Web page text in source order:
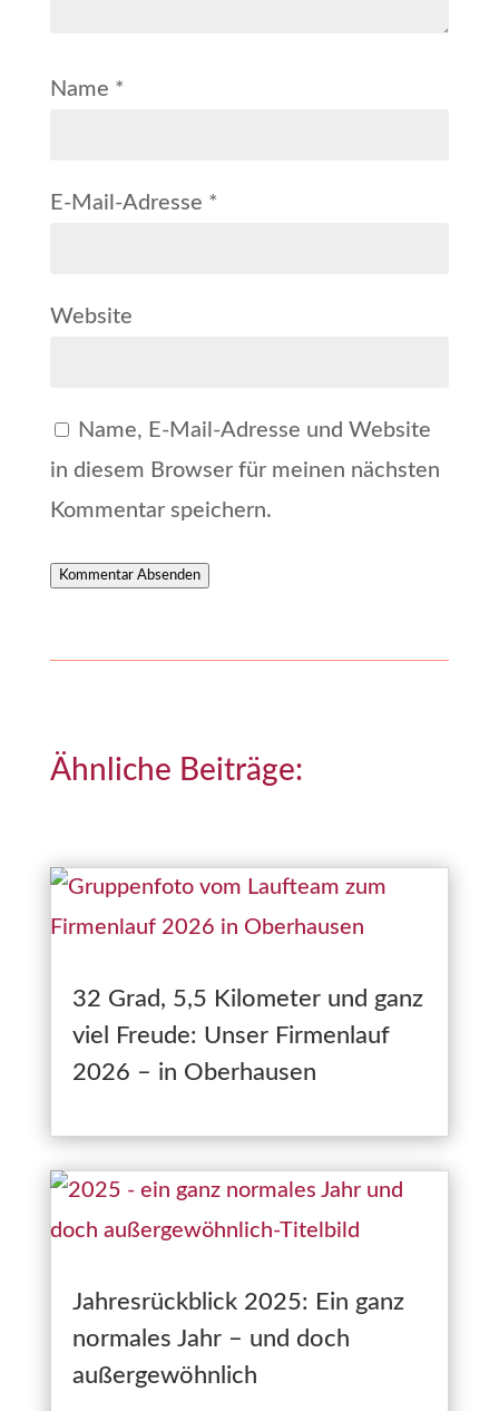
Name *
E-Mail-Adresse *
Website
Name, E-Mail-Adresse und Website
in diesem Browser für meinen nächsten
Kommentar speichern.
Kommentar Absenden
Ähnliche Beiträge:
32 Grad, 5,5 Kilometer und ganz
viel Freude: Unser Firmenlauf
2026 – in Oberhausen
Jahresrückblick 2025: Ein ganz
normales Jahr – und doch
außergewöhnlich